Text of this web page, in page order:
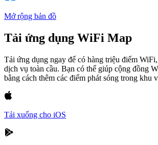
Mở rộng bản đồ
Tải ứng dụng WiFi Map
Tải ứng dụng ngay để có hàng triệu điểm
dịch vụ toàn cầu. Bạn có thể giúp cộng đồng
bằng cách thêm các điểm phát sóng trong khu
Tải xuống cho iOS